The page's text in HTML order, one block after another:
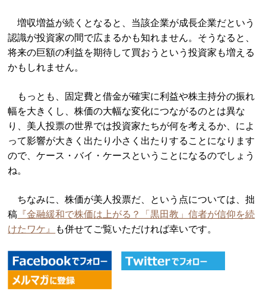
増収増益が続くとなると、当該企業が成長企業だという
認識が投資家の間で広まるかも知れません。そうなると、
将来の巨額の利益を期待して買おうという投資家も増える
かもしれません。
もっとも、固定費と借金が確実に利益や株主持分の振れ
幅を大きくし、株価の大幅な変化につながるのとは異な
り、美人投票の世界では投資家たちが何を考えるか、によ
って影響が大きく出たり小さく出たりすることになります
ので、ケース・バイ・ケースということになるのでしょう
ね。
ちなみに、株価が美人投票だ、という点については、拙
稿 『金融緩和で株価は上がる？「黒田教」信者が信仰を続
けたワケ』
も併せてご覧いただければ幸いです。